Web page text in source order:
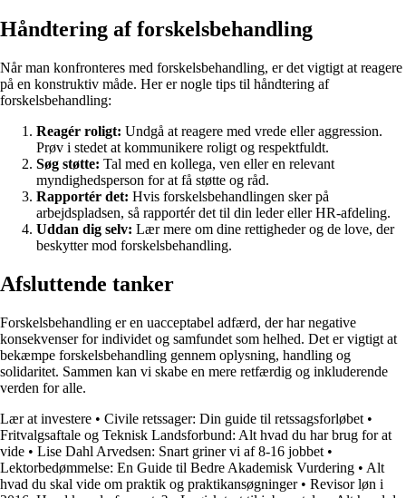
Håndtering af forskelsbehandling
Når man konfronteres med forskelsbehandling, er det vigtigt at reagere
på en konstruktiv måde. Her er nogle tips til håndtering af
forskelsbehandling:
Reagér roligt: Undgå at reagere med vrede eller aggression.
Prøv i stedet at kommunikere roligt og respektfuldt.
Søg støtte: Tal med en kollega, ven eller en relevant
myndighedsperson for at få støtte og råd.
Rapportér det: Hvis forskelsbehandlingen sker på
arbejdspladsen, så rapportér det til din leder eller HR-afdeling.
Uddan dig selv: Lær mere om dine rettigheder og de love, der
beskytter mod forskelsbehandling.
Afsluttende tanker
Forskelsbehandling er en uacceptabel adfærd, der har negative
konsekvenser for individet og samfundet som helhed. Det er vigtigt at
bekæmpe forskelsbehandling gennem oplysning, handling og
solidaritet. Sammen kan vi skabe en mere retfærdig og inkluderende
verden for alle.
Lær at investere • Civile retssager: Din guide til retssagsforløbet •
Fritvalgsaftale og Teknisk Landsforbund: Alt hvad du har brug for at
vide • Lise Dahl Arvedsen: Snart griner vi af 8-16 jobbet •
Lektorbedømmelse: En Guide til Bedre Akademisk Vurdering • Alt
hvad du skal vide om praktik og praktikansøgninger• Revisor løn i